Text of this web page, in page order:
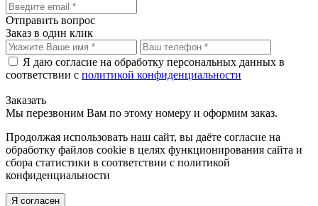
Отправить вопрос
Заказ в один клик
Я даю согласие на обработку персональных данных в
соответствии с политикой конфиденциальности
Заказать
Мы перезвоним Вам по этому номеру и оформим заказ.
Продолжая использовать наш сайт, вы даёте согласие на
обработку файлов cookie в целях функционирования сайта и
сбора статистики в соответствии с политикой
конфиденциальности
Я согласен